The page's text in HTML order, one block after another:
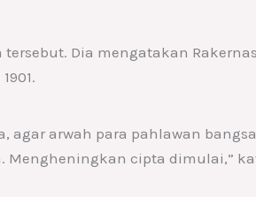
Dia mengatakan
agar arwah para pahlawan
cipta dimulai,”